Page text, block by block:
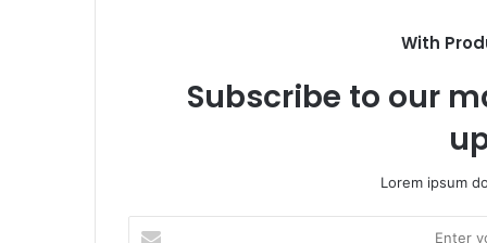
With
Subscribe to our
Lorem ipsum